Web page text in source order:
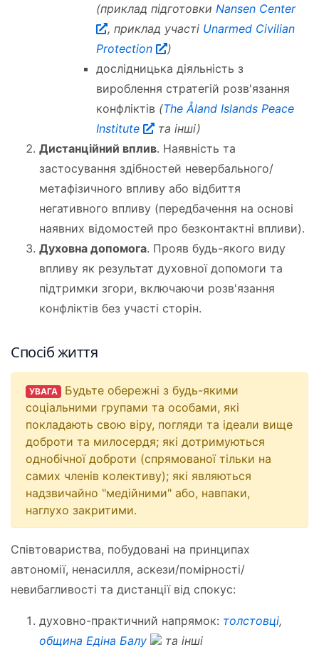
(приклад підготовки Nansen Center
, приклад участі Unarmed Civilian
Protection
)
дослідницька діяльність з
вироблення стратегій розв'язання
конфліктів (The Åland Islands Peace
Institute
та інші)
Дистанційний вплив. Наявність та
застосування здібностей невербального/
метафізичного впливу або відбиття
негативного впливу (передбачення на основі
наявних відомостей про безконтактні впливи).
Духовна допомога. Прояв будь-якого виду
впливу як результат духовної допомоги та
підтримки згори, включаючи розв'язання
конфліктів без участі сторін.
Спосіб життя
УВАГА Будьте обережні з будь-якими
соціальними групами та особами, які
покладають свою віру, погляди та ідеали вище
доброти та милосердя; які дотримуються
однобічної доброти (спрямованої тільки на
самих членів колективу); які являються
надзвичайно "медійними" або, навпаки,
наглухо закритими.
Співтовариства, побудовані на принципах
автономії, ненасилля, аскези/помірності/
невибагливості та дистанції від спокус:
духовно-практичний напрямок: толстовці,
община Едіна Балу
та інші